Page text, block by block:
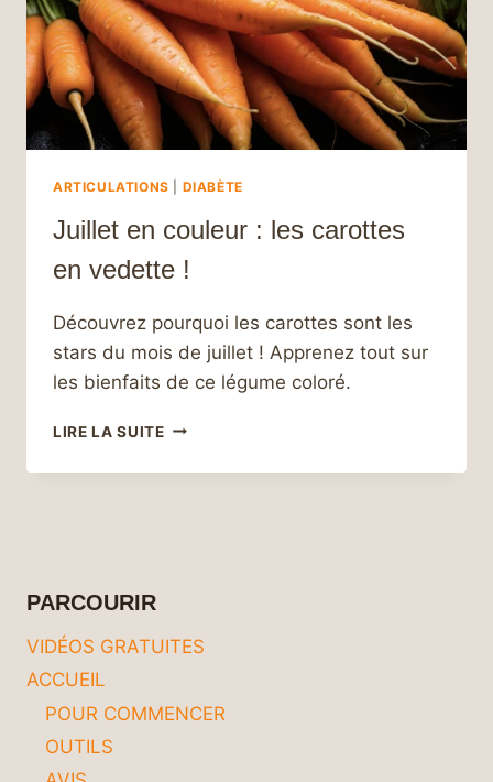
ARTICULATIONS DIABÈTE
Juillet en couleur : les carottes
en vedette !
Découvrez pourquoi les carottes sont les
stars du mois de juillet ! Apprenez tout sur
les bienfaits de ce légume coloré.
LIRE LA SUITEJUILLET
COULEUR :
PARCOURIR
VIDÉOS GRATUITES
ACCUEIL
POUR COMMENCER
OUTILS